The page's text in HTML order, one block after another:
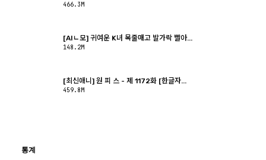
466.3M
[AIㄴ모] 귀여운 K녀 목줄매고 발가락 빨아...
148.2M
[최신애니] 원 피 스 - 제 1172화 [한글자...
459.8M
통계